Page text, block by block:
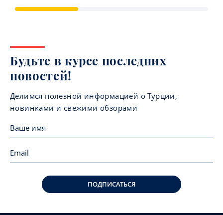
Будьте в курсе последних
новостей!
Делимся полезной информацией о Турции,
новинками и свежими обзорами
ПОДПИСАТЬСЯ